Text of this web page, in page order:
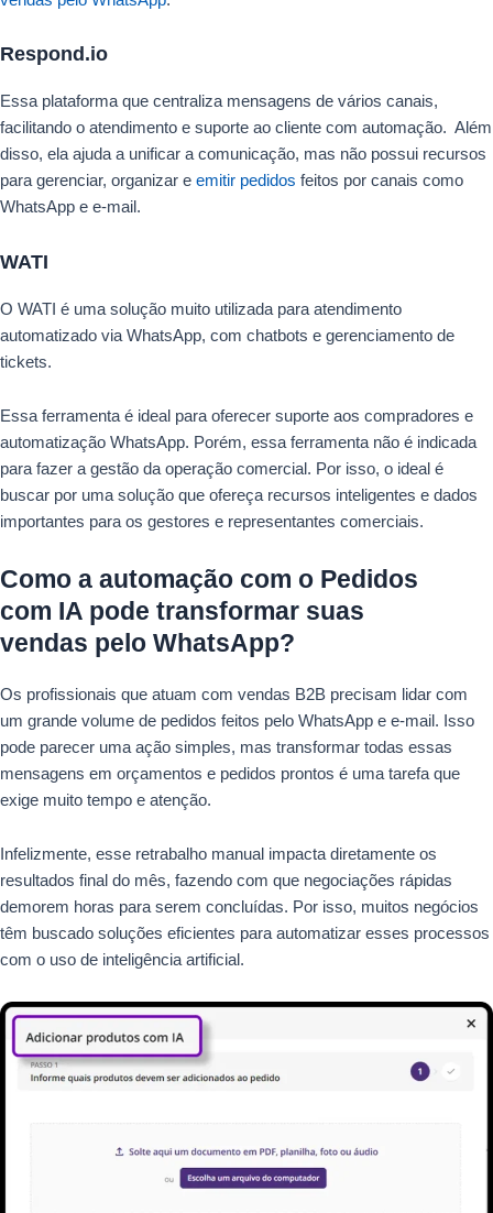
Respond.io
Essa plataforma que centraliza mensagens de vários canais,
facilitando o atendimento e suporte ao cliente com automação. Além
disso, ela ajuda a unificar a comunicação, mas não possui recursos
para gerenciar, organizar e emitir pedidos feitos por canais como
WhatsApp e e-mail.
WATI
O WATI é uma solução muito utilizada para atendimento
automatizado via WhatsApp, com chatbots e gerenciamento de
tickets.
Essa ferramenta é ideal para oferecer suporte aos compradores e
automatização WhatsApp. Porém, essa ferramenta não é indicada
para fazer a gestão da operação comercial. Por isso, o ideal é
buscar por uma solução que ofereça recursos inteligentes e dados
importantes para os gestores e representantes comerciais.
Como a automação com o Pedidos
com IA pode transformar suas
vendas pelo WhatsApp?
Os profissionais que atuam com vendas B2B precisam lidar com
um grande volume de pedidos feitos pelo WhatsApp e e-mail. Isso
pode parecer uma ação simples, mas transformar todas essas
mensagens em orçamentos e pedidos prontos é uma tarefa que
exige muito tempo e atenção.
Infelizmente, esse retrabalho manual impacta diretamente os
resultados final do mês, fazendo com que negociações rápidas
demorem horas para serem concluídas. Por isso, muitos negócios
têm buscado soluções eficientes para automatizar esses processos
com o uso de inteligência artificial.